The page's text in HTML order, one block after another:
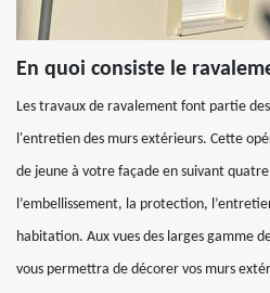
En quoi consiste le
Les travaux de ravalement font partie
l'entretien des murs extérieurs. Cette
de jeune à votre façade en suivant
l’embellissement, la protection,
habitation. Aux vues des larges gamme
vous permettra de décorer vos murs